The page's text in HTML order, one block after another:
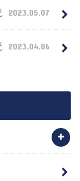
2023.05.07
2023.04.06